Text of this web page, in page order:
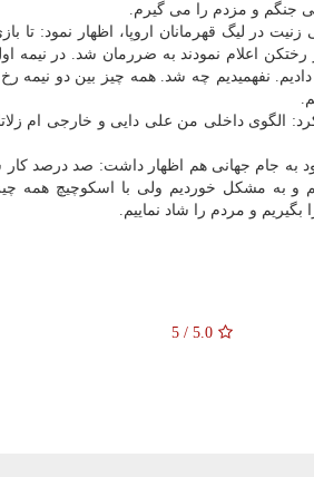
جنگم و مزدم را می گیرم.
در لیگ قهرمانان اروپا، اظهار نمود: تا
رختکن اعلام نمودند به ضررمان شد. در
دادیم. نفهمیدیم چه شد. همه چیز بین دو
الگوی داخلی من علی دایی و خارجی ام
جام جهانی هم اظهار داشت: صد درصد کار
و به مشکل خوردیم ولی با اسکوچیچ همه
بگیریم و مردم را شاد نماییم.
5.0
/
5